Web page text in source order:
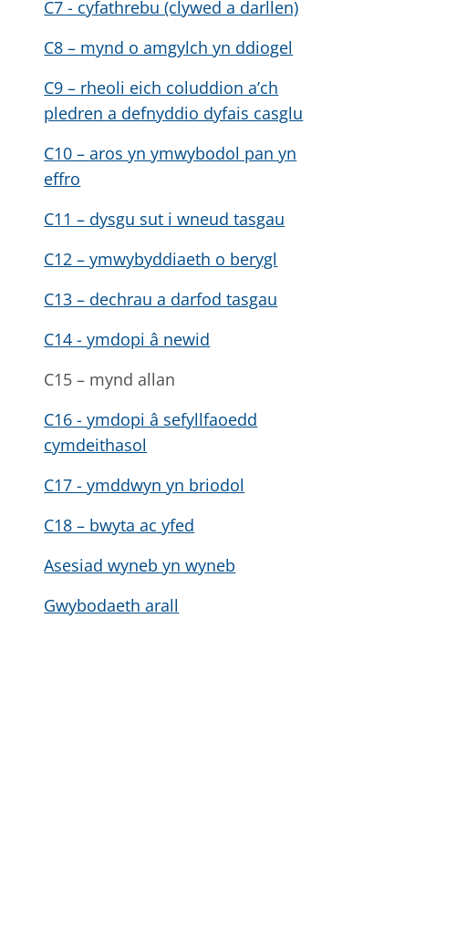
C7 - cyfathrebu (clywed a darllen)
C8 – mynd o amgylch yn ddiogel
C9 – rheoli eich coluddion a’ch
pledren a defnyddio dyfais casglu
C10 – aros yn ymwybodol pan yn
effro
C11 – dysgu sut i wneud tasgau
C12 – ymwybyddiaeth o berygl
C13 – dechrau a darfod tasgau
C14 - ymdopi â newid
C15 – mynd allan
C16 - ymdopi â sefyllfaoedd
cymdeithasol
C17 - ymddwyn yn briodol
C18 – bwyta ac yfed
Asesiad wyneb yn wyneb
Gwybodaeth arall